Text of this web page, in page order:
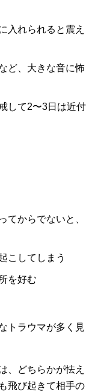
入れられると震え
ど、大きな音に怖
して2〜3日は近付
てからでないと、
こしてしまう
を好む
トラウマが多く見
、どちらかが怯え
飛び起きて相手の